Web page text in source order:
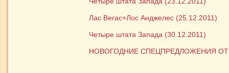
Лас Вегас+Лос Анджелес (25.12.2011)
Четыре штата Запада (30.12.2011)
НОВОГОДНИЕ СПЕЦПРЕДЛОЖЕНИЯ ОТ